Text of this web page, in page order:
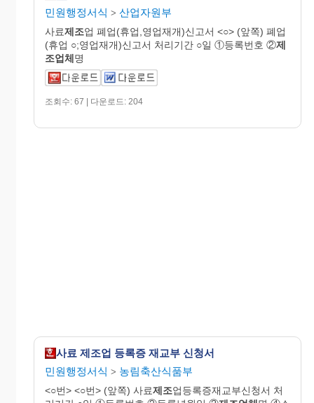
민원행정서식 > 산업자원부
사료제조업 폐업(휴업,영업재개)신고서 <○> (앞쪽) 폐업
(휴업 ○;영업재개)신고서 처리기간 ○일 ①등록번호 ②제
조업체명
조회수: 67 | 다운로드: 204
사료 제조업 등록증 재교부 신청서
민원행정서식 > 농림축산식품부
<○번> <○번> (앞쪽) 사료제조업등록증재교부신청서 처